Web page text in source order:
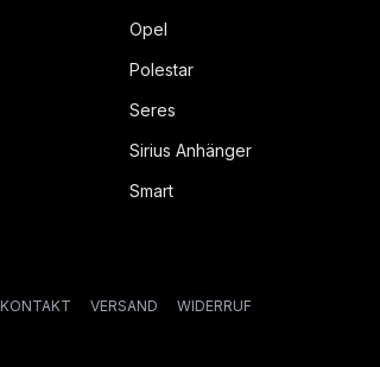
Opel
Polestar
Seres
Sirius Anhänger
Smart
KONTAKT VERSAND WIDERRUF